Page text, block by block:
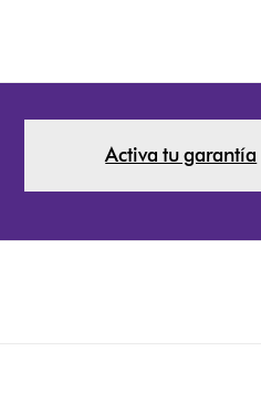
Activa tu garantía